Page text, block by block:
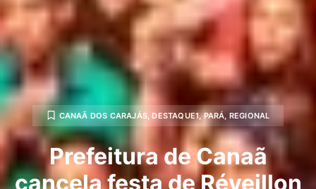
CANAÃ DOS CARAJÁS, DESTAQUE1,PARÁ REGIONAL
Prefeitura de Canaã
cancela festa de Réveillon